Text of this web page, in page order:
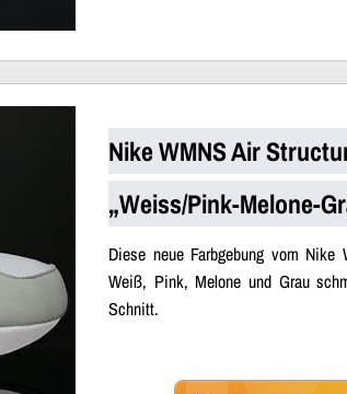
Nike WMNS Air
„Weiss/Pink-Melone-
Diese neue Farbgebung vom
Weiß, Pink, Melone und Grau
Schnitt.